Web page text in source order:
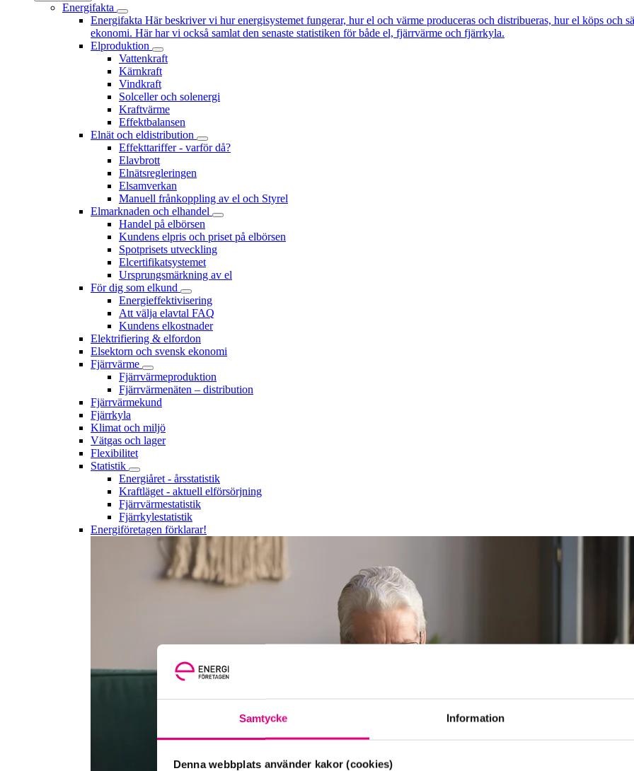
Samtycke Information
Denna webbplats använder kakor (cookies)
Energifakta
Energifakta Här beskriver vi hur energisystemet fungerar, hur el och värme produceras och distribueras, hur el köps och
ekonomi. Här har vi också samlat den senaste statistiken för både el, fjärrvärme och fjärrkyla.
Elproduktion
Vattenkraft
Kärnkraft
Vindkraft
Solceller och solenergi
Kraftvärme
Effektbalansen
Elnät och eldistribution
Effekttariffer - varför då?
Elavbrott
Elnätsregleringen
Elsamverkan
Manuell frånkoppling av el och Styrel
Elmarknaden och elhandel
Handel på elbörsen
Kundens elpris och priset på elbörsen
Spotprisets utveckling
Elcertifikatsystemet
Ursprungsmärkning av el
För dig som elkund
Energieffektivisering
Att välja elavtal FAQ
Kundens elkostnader
Elektrifiering & elfordon
Elsektorn och svensk ekonomi
Fjärrvärme
Fjärrvärmeproduktion
Fjärrvärmenäten – distribution
Fjärrvärmekund
Fjärrkyla
Klimat och miljö
Vätgas och lager
Flexibilitet
Statistik
Energiåret - årsstatistik
Kraftläget - aktuell elförsörjning
Fjärrvärmestatistik
Fjärrkylestatistik
Energiföretagen förklarar!